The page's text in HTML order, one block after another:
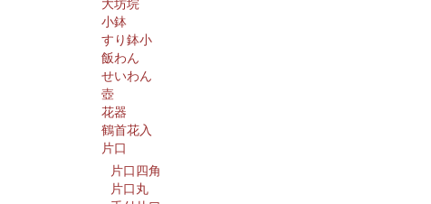
大坊垸
小鉢
すり鉢小
飯わん
せいわん
壺
花器
鶴首花入
片口
片口四角
片口丸